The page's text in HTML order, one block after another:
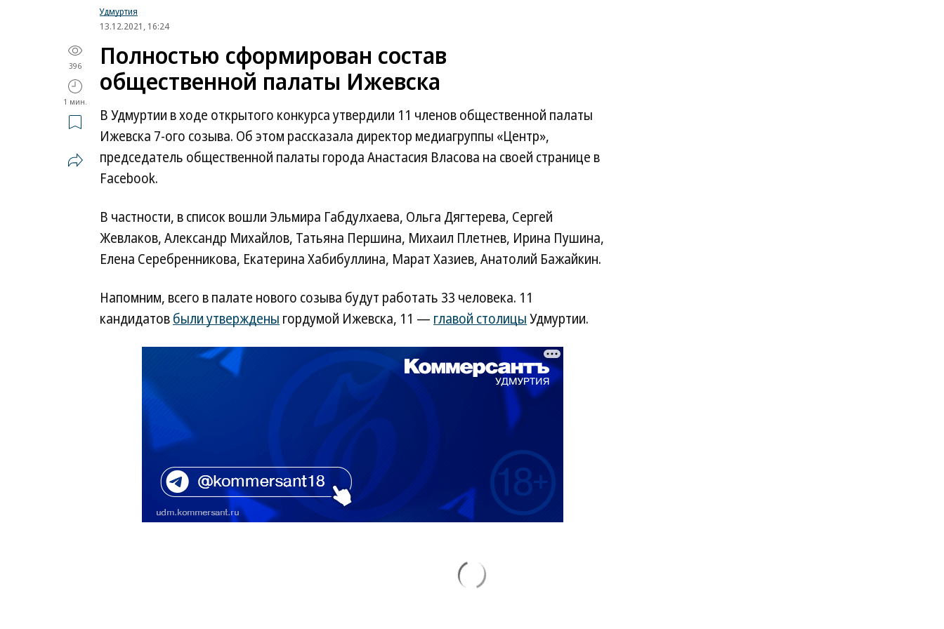
Удмуртия
13.12.2021, 16:24
396
1 мин.
Полностью сформирован состав
общественной палаты Ижевска
В Удмуртии в ходе открытого конкурса утвердили 11 членов общественной палаты
Ижевска 7-ого созыва. Об этом рассказала директор медиагруппы «Центр»,
председатель общественной палаты города Анастасия Власова на своей странице в
Facebook.
В частности, в список вошли Эльмира Габдулхаева, Ольга Дягтерева, Сергей
Жевлаков, Александр Михайлов, Татьяна Першина, Михаил Плетнев, Ирина Пушина,
Елена Серебренникова, Екатерина Хабибуллина, Марат Хазиев, Анатолий Бажайкин.
Напомним, всего в палате нового созыва будут работать 33 человека. 11
кандидатовбыли утверждены гордумой Ижевска, 11 — главой столицыУдмуртии.